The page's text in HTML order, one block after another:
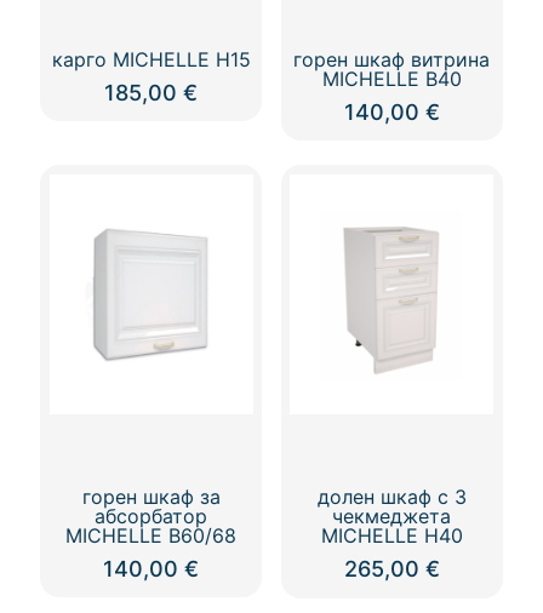
карго MICHELLE Н15
185,00€
горен шкаф витрина
MICHELLE В40
140,00 €
горен шкаф за
абсорбатор
MICHELLE В60/68
140,00€
долен шкаф с 3
чекмеджета
MICHELLE Н40
265,00 €